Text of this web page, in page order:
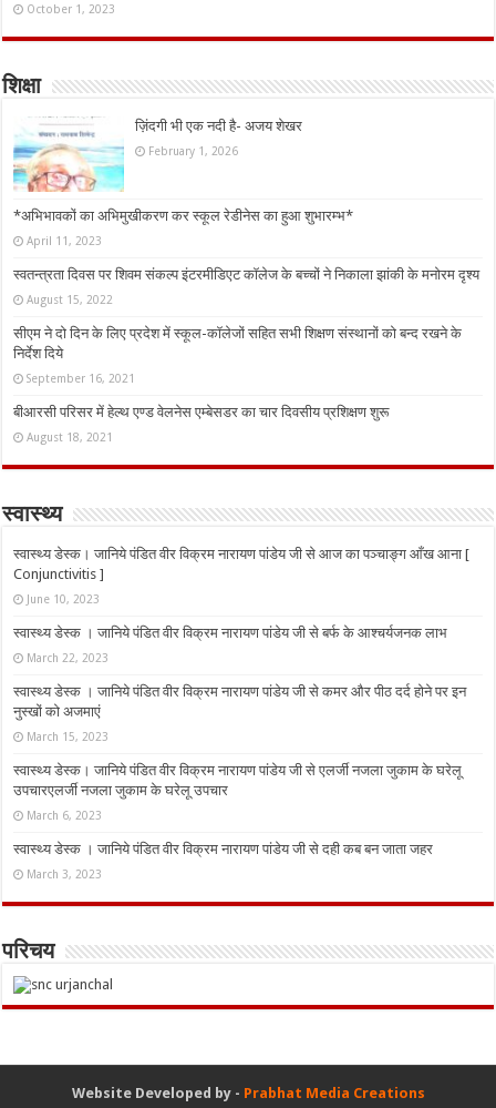
October 1, 2023
शिक्षा
ज़िंदगी भी एक नदी है- अजय शेखर
February 1, 2026
*अभिभावकों का अभिमुखीकरण कर स्कूल रेडीनेस का हुआ शुभारम्भ*
April 11, 2023
स्वतन्त्रता दिवस पर शिवम संकल्प इंटरमीडिएट कॉलेज के बच्चों ने निकाला झांकी के मनोरम दृश्य
August 15, 2022
सीएम ने दो दिन के लिए प्रदेश में स्कूल-कॉलेजों सहित सभी शिक्षण संस्थानों को बन्द रखने के
निर्देश दिये
September 16, 2021
बीआरसी परिसर में हेल्थ एण्ड वेलनेस एम्बेसडर का चार दिवसीय प्रशिक्षण शुरू
August 18, 2021
स्वास्थ्य
स्वास्थ्य डेस्क। जानिये पंडित वीर विक्रम नारायण पांडेय जी से आज का पञ्चाङ्ग आँख आना [
Conjunctivitis ]
June 10, 2023
स्वास्थ्य डेस्क । जानिये पंडित वीर विक्रम नारायण पांडेय जी से बर्फ के आश्चर्यजनक लाभ
March 22, 2023
स्वास्थ्य डेस्क । जानिये पंडित वीर विक्रम नारायण पांडेय जी से कमर और पीठ दर्द होने पर इन
नुस्‍खों को अजमाएं
March 15, 2023
स्वास्थ्य डेस्क। जानिये पंडित वीर विक्रम नारायण पांडेय जी से एलर्जी नजला जुकाम के घरेलू
उपचारएलर्जी नजला जुकाम के घरेलू उपचार
March 6, 2023
स्वास्थ्य डेस्क । जानिये पंडित वीर विक्रम नारायण पांडेय जी से दही कब बन जाता जहर
March 3, 2023
परिचय
Website Developed by - Prabhat Media Creations